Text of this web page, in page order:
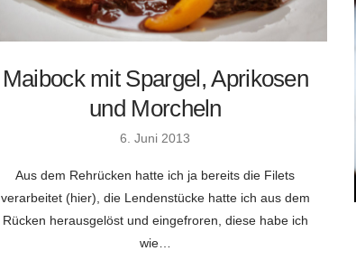
Maibock mit Spargel, Aprikosen
und Morcheln
6. Juni 2013
Aus dem Rehrücken hatte ich ja bereits die Filets
verarbeitet (hier), die Lendenstücke hatte ich aus dem
Rücken herausgelöst und eingefroren, diese habe ich
wie…